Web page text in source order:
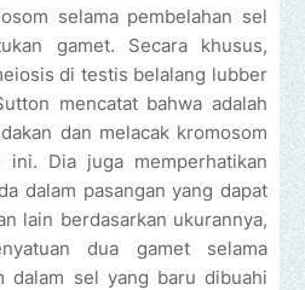
selama pembelahan sel
gamet. Secara khusus,
di testis belalang lubber
mencatat bahwa adalah
dan melacak kromosom
Dia juga memperhatikan
dalam pasangan yang dapat
lain berdasarkan ukurannya,
dua gamet selama
dalam sel yang baru dibuahi